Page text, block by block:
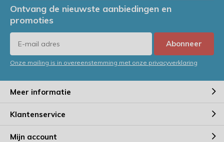
Ontvang de nieuwste aanbiedingen en
promoties
Abonneer
Onze mailing is in overeenstemming met onze privacyverklaring
Meer informatie
Klantenservice
Mijn account